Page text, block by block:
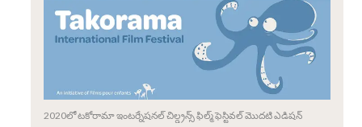
2020లో టకోరామా ఇంటర్నేషనల్ చిల్డ్రన్స్ ఫిల్మ్ ఫెస్టివల్ మొదటి ఎడిషన్